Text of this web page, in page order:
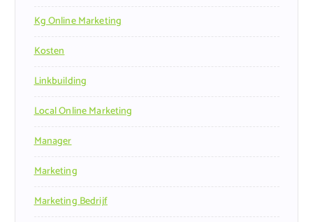
Kg Online Marketing
Kosten
Linkbuilding
Local Online Marketing
Manager
Marketing
Marketing Bedrijf